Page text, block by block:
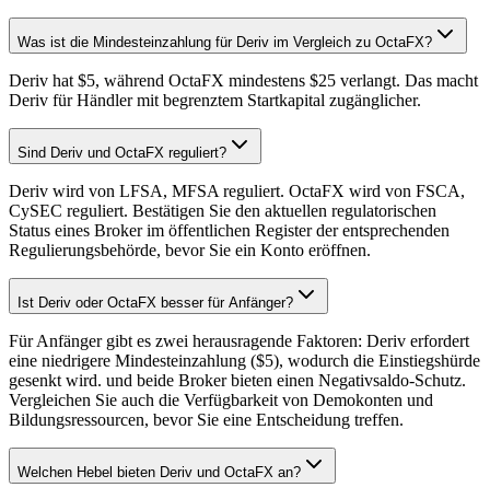
Was ist die Mindesteinzahlung für Deriv im Vergleich zu OctaFX?
Deriv hat $5, während OctaFX mindestens $25 verlangt. Das macht
Deriv für Händler mit begrenztem Startkapital zugänglicher.
Sind Deriv und OctaFX reguliert?
Deriv wird von LFSA, MFSA reguliert. OctaFX wird von FSCA,
CySEC reguliert. Bestätigen Sie den aktuellen regulatorischen
Status eines Broker im öffentlichen Register der entsprechenden
Regulierungsbehörde, bevor Sie ein Konto eröffnen.
Ist Deriv oder OctaFX besser für Anfänger?
Für Anfänger gibt es zwei herausragende Faktoren: Deriv erfordert
eine niedrigere Mindesteinzahlung ($5), wodurch die Einstiegshürde
gesenkt wird. und beide Broker bieten einen Negativsaldo-Schutz.
Vergleichen Sie auch die Verfügbarkeit von Demokonten und
Bildungsressourcen, bevor Sie eine Entscheidung treffen.
Welchen Hebel bieten Deriv und OctaFX an?